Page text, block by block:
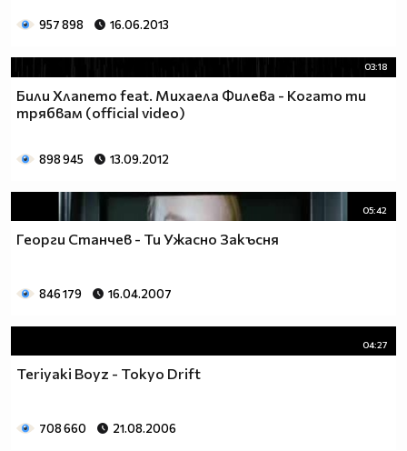
957 898 16.06.2013
03:18
Били Хлапето feat. Михаела Филева - Когато ти
трябвам (official video)
898 945 13.09.2012
05:42
Георги Станчев - Ти Ужасно Закъсня
846 179 16.04.2007
04:27
Teriyaki Boyz - Tokyo Drift
708 660 21.08.2006